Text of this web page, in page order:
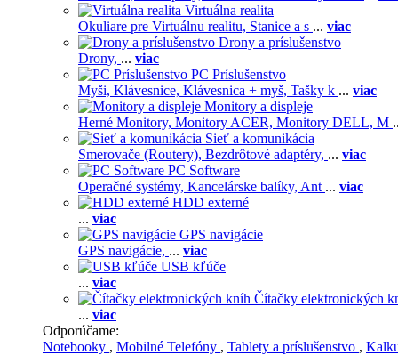
Virtuálna realita
Okuliare pre Virtuálnu realitu, Stanice a s ... viac
Drony a príslušenstvo
Drony, ... viac
PC Príslušenstvo
Myši, Klávesnice, Klávesnica + myš, Tašky k ... viac
Monitory a displeje
Herné Monitory, Monitory ACER, Monitory DELL, M
Sieť a komunikácia
Smerovače (Routery), Bezdrôtové adaptéry, ... viac
PC Software
Operačné systémy, Kancelárske balíky, Ant ... viac
HDD externé
... viac
GPS navigácie
GPS navigácie, ... viac
USB kľúče
... viac
Čítačky elektronických
... viac
Odporúčame:
Notebooky , Mobilné Telefóny , Tablety a príslušenstvo ,